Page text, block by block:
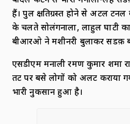
हैं। पुल क्षतिग्रस्त होने से अटल टनल
के चलते सोलंगनाला, लाहुल घाटी
बीआरओ ने मशीनरी बुलाकर सडक़
एसडीएम मनाली रमण कुमार शर्मा
तट पर बसे लोगों को अलर्ट कराया
भारी नुकसान हुआ है।